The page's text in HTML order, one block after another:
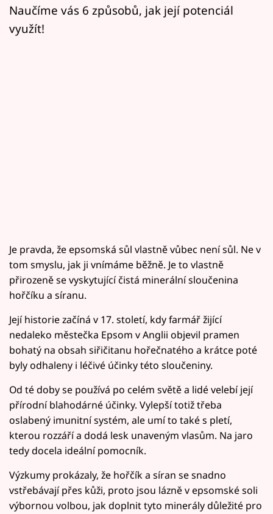
Sledujte nás
Naučíme vás 6 způsobů, jak její potenciál
využít!
Je pravda, že epsomská sůl vlastně vůbec není sůl. Ne v
tom smyslu, jak ji vnímáme běžně. Je to vlastně
přirozeně se vyskytující čistá minerální sloučenina
hořčíku a síranu.
Její historie začíná v 17. století, kdy farmář žijící
nedaleko městečka Epsom v Anglii objevil pramen
bohatý na obsah siřičitanu hořečnatého a krátce poté
byly odhaleny i léčivé účinky této sloučeniny.
Od té doby se používá po celém světě a lidé velebí její
přírodní blahodárné účinky. Vylepší totiž třeba
oslabený imunitní systém, ale umí to také s pletí,
kterou rozzáří a dodá lesk unaveným vlasům. Na jaro
tedy docela ideální pomocník.
Výzkumy prokázaly, že hořčík a síran se snadno
vstřebávají přes kůži, proto jsou lázně v epsomské soli
výbornou volbou, jak doplnit tyto minerály důležité pro